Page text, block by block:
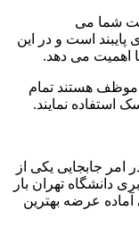
شما می
پایبند است و در این
اهمیت می دهد.
موظف هستند تمام
استفاده نمایند.
امر جابجایی یکی از
دانشگاه تهران بار
عرضه بهترین